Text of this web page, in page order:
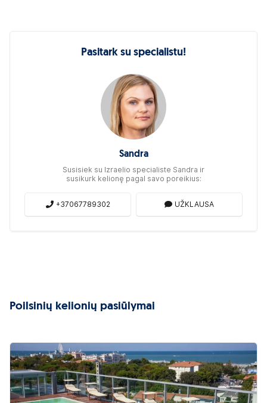
Pasitark su specialistu!
Sandra
Susisiek su Izraelio specialiste Sandra ir
susikurk kelionę pagal savo poreikius:
+37067789302 UŽKLAUSA
Poilsinių kelionių pasiūlymai